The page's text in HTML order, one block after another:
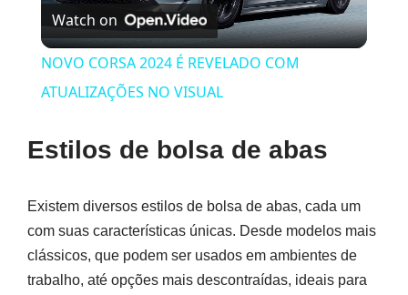
Video
Watch on
NOVO CORSA 2024 É REVELADO COM
ATUALIZAÇÕES NO VISUAL
Estilos de bolsa de abas
Existem diversos estilos de bolsa de abas, cada um
com suas características únicas. Desde modelos mais
clássicos, que podem ser usados em ambientes de
trabalho, até opções mais descontraídas, ideais para